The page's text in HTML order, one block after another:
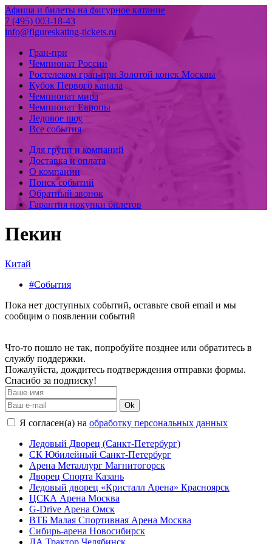
Афиша и билеты на фигурное катание
7 (495) 003-18-43
info@figureskating-tickets.ru
Гран-при
Чемпионат России
Ростелеком гран-при Золотой конек Москвы
Кубок Первого канала
Чемпионат мира
Чемпионат Европы
Ледовое шоу
Все события
Для групп и компаний
Доставка и оплата
О компании
Поиск событий
Обратный звонок
Гарантия покупки билетов
Пекин
Китай
#События
Пока нет доступных событий, оставьте свой email и мы
сообщим о появлении событий
Что-то пошло не так, попробуйте позднее или обратитесь в
службу поддержки.
Пожалуйста, дождитесь подтверждения отправки формы.
Спасибо за подписку!
Ok
Я согласен(а) на обработку персональных данных
Ледовый Дворец (Санкт-Петербург)
СК Юбилейный Санкт-Петербург
Арена Металлург Магнитогорск
Дворец Спорта Казань
Ледовый дворец «Кристалл Арена» Красноярск
ЦСКА Арена Москва
G-Drive Арена Омск
ВТБ Малая Спортивная Арена Москва
Сибирь-арена Новосибирск
ЛА Трактор Челябинск